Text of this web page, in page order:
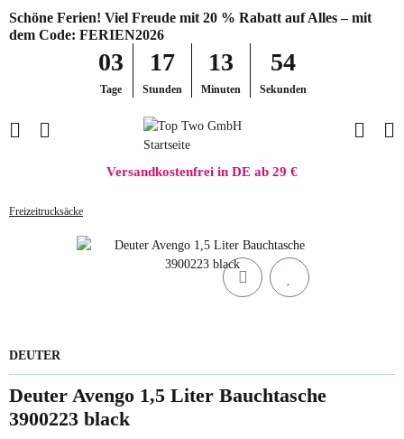
Schöne Ferien! Viel Freude mit 20 % Rabatt auf Alles – mit
dem Code: FERIEN2026
03
Tage
17
Stunden
13
Minuten
54
Sekunden
Versandkostenfrei in DE ab 29 €
Freizeitrucksäcke
DEUTER
Deuter Avengo 1,5 Liter Bauchtasche
3900223 black